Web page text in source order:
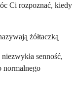
Ci rozpoznać, kiedy
żółtaczką
senność,
normalnego